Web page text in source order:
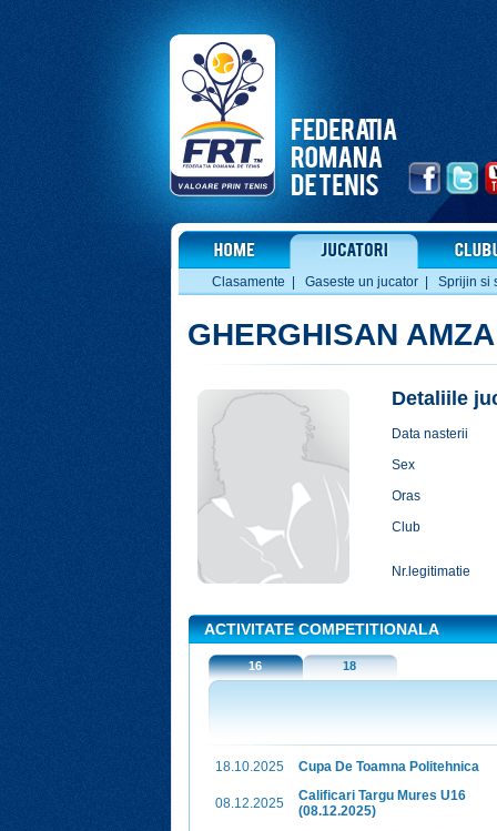
Clasamente Gaseste un jucator Sprijin si
GHERGHISAN
Detaliile
Data nasterii
Sex
Oras
Club
Nr.legitimatie
ACTIVITATE COMPETITIONALA
16 18
18.10.2025 Cupa De Toamna Politehnica
08.12.2025
Calificari Targu Mures U16
(08.12.2025)